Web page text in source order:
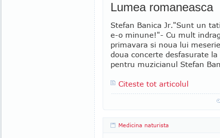
Lumea romaneasca
Stefan Banica Jr."Sunt un
e-o minune!"- Cu mult
primavara si noua lui
doua concerte desfasurate
pentru muzicianul Stefan
Citeste tot articolul
Medicina naturista